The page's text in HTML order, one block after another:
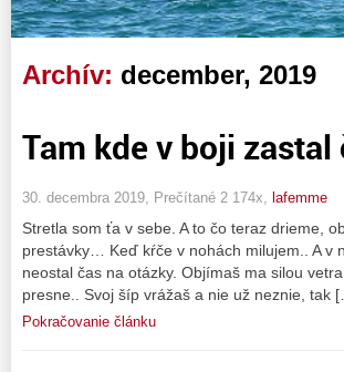
Archív: december, 2019
Tam kde v boji zastal
30. decembra 2019, Prečítané 2 174x, lafemme
Stretla som ťa v sebe. A to čo teraz drieme,
prestávky… Keď kŕče v nohách milujem.. A v
neostal čas na otázky. Objímaš ma silou
presne.. Svoj šíp vrážaš a nie už neznie, tak
Pokračovanie článku